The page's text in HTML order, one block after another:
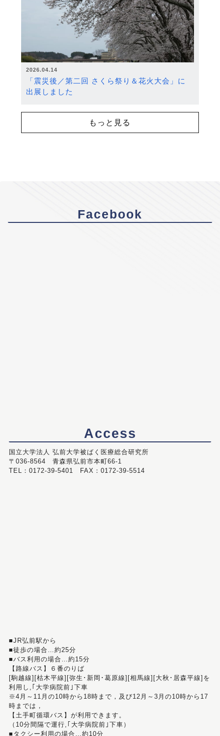
2026.04.14
「震災後／第二回 さくら祭り＆花火大会」に
出展しました
もっと見る
Facebook
Access
国立大学法人 弘前大学被ばく医療総合研究所
〒036-8564 青森県弘前市本町66-1
TEL：0172-39-5401 FAX：0172-39-5514
■JR弘前駅から
■徒歩の場合…約25分
■バス利用の場合…約15分
【路線バス】６番のりば
[駒越線][枯木平線][弥生･新岡･葛原線][相馬線][大秋･居森平線]を
利用し,｢大学病院前｣下車
※4月～11月の10時から18時まで，及び12月～3月の10時から17
時までは，
【土手町循環バス】が利用できます。
（10分間隔で運行,｢大学病院前｣下車）
■タクシー利用の場合…約10分